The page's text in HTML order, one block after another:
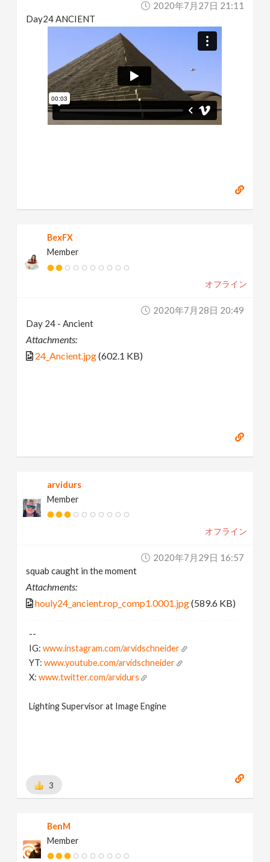
2020年7月27日 21:11
Day24 ANCIENT
BexFX
Member
オフライン
2020年7月28日 20:49
Day 24 - Ancient
Attachments:
24_Ancient.jpg(602.1 KB)
arvidurs
Member
オフライン
2020年7月29日 16:57
squab caught in the moment
Attachments:
houly24_ancient.rop_comp1.0001.jpg(589.6 KB)
--
IG:www.instagram.com/arvidschneider
YT:www.youtube.com/arvidschneider
X:www.twitter.com/arvidurs
Lighting Supervisor at Image Engine
3
BenM
Member